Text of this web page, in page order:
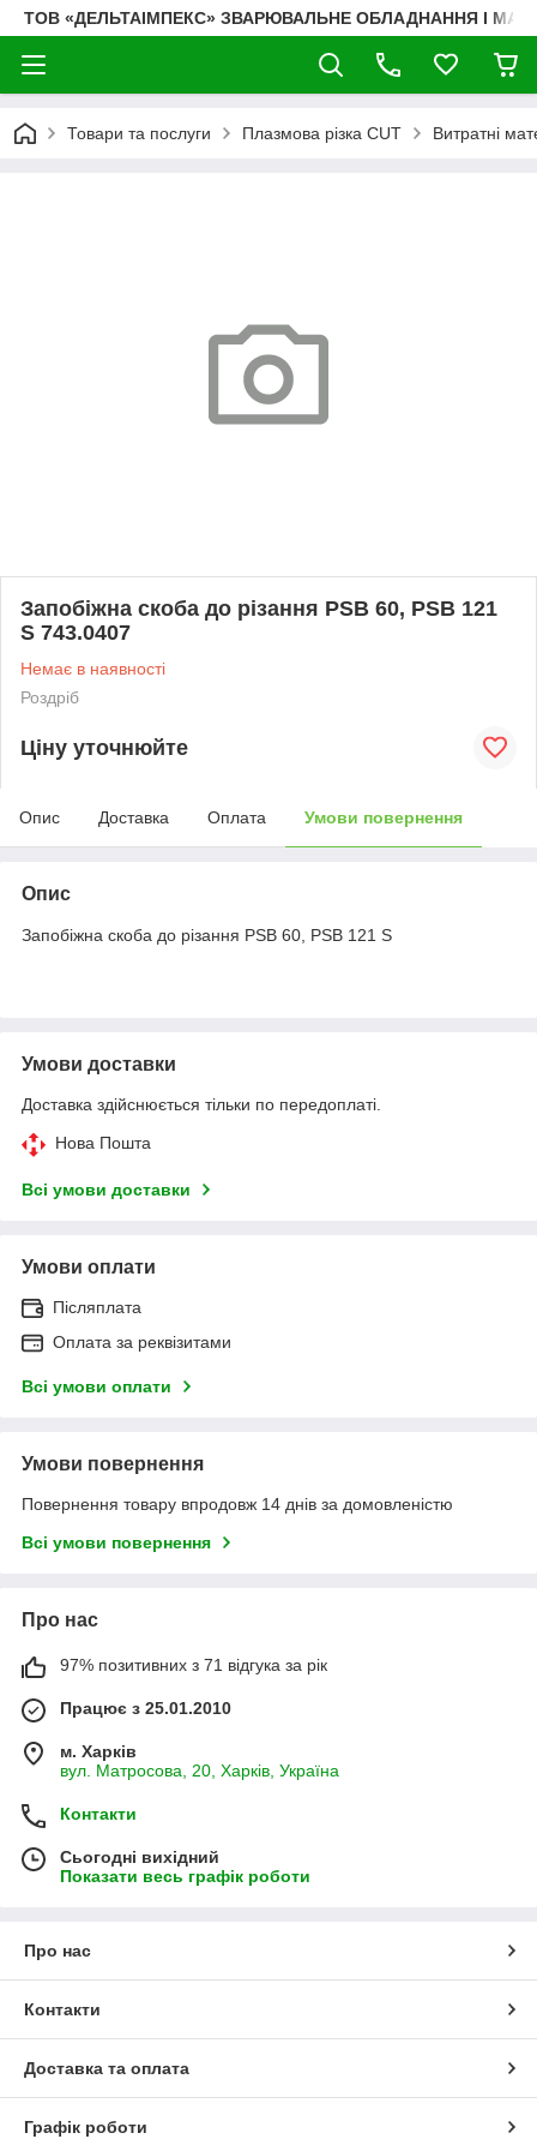
ТОВ «ДЕЛЬТАІМПЕКС» ЗВАРЮВАЛЬНЕ ОБЛАДНАННЯ І
Товари та послуги Плазмова різка CUT Витратні
Запобіжна скоба до різання PSB 60, PSB 121
S 743.0407
Немає в наявності
Роздріб
Ціну уточнюйте
Опис Доставка Оплата Умови повернення
Опис
Запобіжна скоба до різання PSB 60, PSB 121 S
Умови доставки
Доставка здійснюється тільки по передоплаті.
Нова Пошта
Всі умови доставки
Умови оплати
Післяплата
Оплата за реквізитами
Всі умови оплати
Умови повернення
Повернення товару впродовж 14 днів за домовленістю
Всі умови повернення
Про нас
97% позитивних з 71 відгука за рік
Працює з 25.01.2010
м. Харків
вул. Матросова, 20, Харків, Україна
Контакти
Сьогодні вихідний
Показати весь графік роботи
Про нас
Контакти
Доставка та оплата
Графік роботи